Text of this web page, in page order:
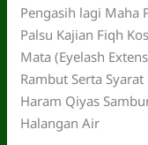
Pengasih lagi Maha
Palsu Kajian Fiqh
Mata (Eyelash
Rambut Serta
Haram Qiyas
Halangan Air